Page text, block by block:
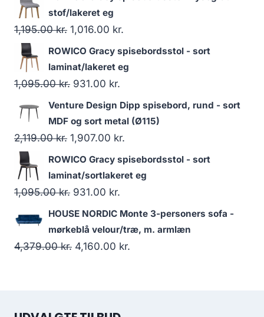
stof/lakeret eg
1,195.00kr. 1,016.00 kr.
ROWICO Gracy spisebordsstol - sort
laminat/lakeret eg
1,095.00kr. 931.00 kr.
Venture Design Dipp spisebord, rund - sort
MDF og sort metal (Ø115)
2,119.00kr. 1,907.00 kr.
ROWICO Gracy spisebordsstol - sort
laminat/sortlakeret eg
1,095.00kr. 931.00 kr.
HOUSE NORDIC Monte 3-personers sofa -
mørkeblå velour/træ, m. armlæn
4,379.00kr. 4,160.00 kr.